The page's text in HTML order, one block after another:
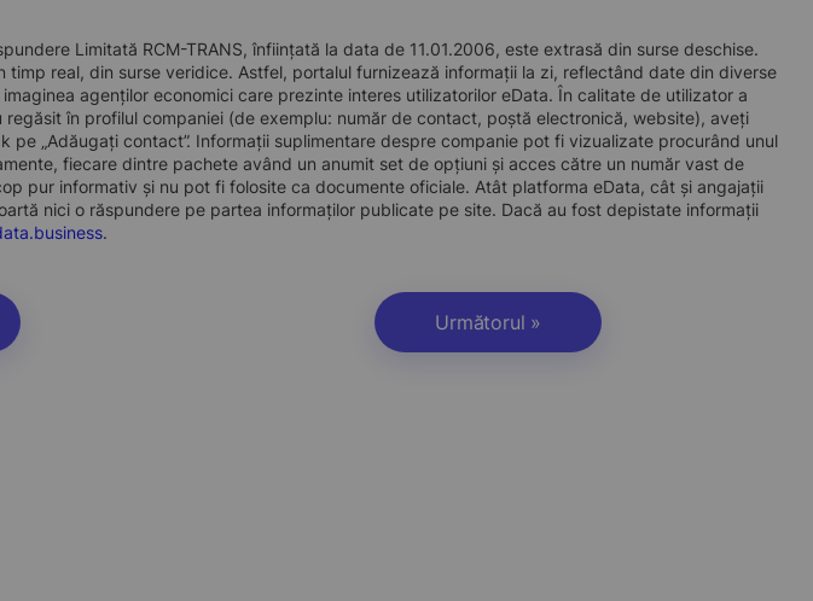
Limitată RCM-TRANS, înființată la data de 11.01.2006, este extrasă din surse deschise.
timp real, din surse veridice. Astfel, portalul furnizează informații la zi, reflectând date din diverse
agenților economici care prezinte interes utilizatorilor eData. În calitate de utilizator a
în profilul companiei (de exemplu: număr de contact, poștă electronică, website), aveți
„Adăugați contact”. Informații suplimentare despre companie pot fi vizualizate procurând unul
fiecare dintre pachete având un anumit set de opțiuni și acces către un număr vast de
pur informativ și nu pot fi folosite ca documente oficiale. Atât platforma eData, cât și angajații
nici o răspundere pe partea informaților publicate pe site. Dacă au fost depistate informații
.
Următorul »